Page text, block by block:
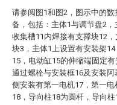
请参阅图1和图2，图示中的
备，包括：主体1与调节盘2，
收集槽11内焊接有支撑块12
块3，主体1上设置有安装架
15，电动缸15的伸缩端固定
通过螺栓与安装框16及安装
侧安装有第一电机17，第一
18，导向柱18为圆杆，导向柱